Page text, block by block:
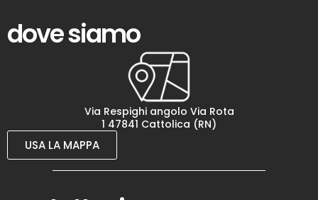
dove siamo
Via Respighi angolo Via Rota
1 47841 Cattolica (RN)
USA LA MAPPA